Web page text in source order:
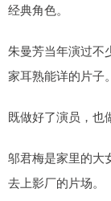
经典角色。
朱曼芳当年演过不
家耳熟能详的片子。
既做好了演员，也
邬君梅是家里的大
去上影厂的片场。